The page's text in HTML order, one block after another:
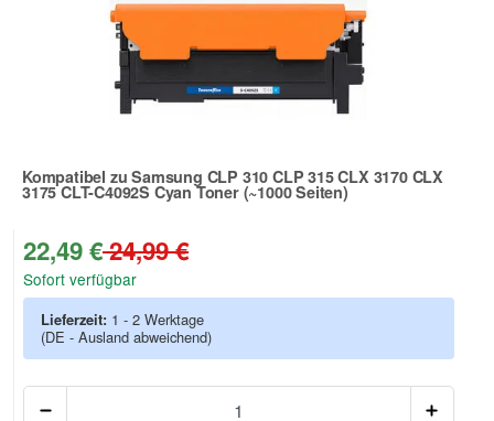
Kompatibel zu Samsung CLP 310 CLP 315 CLX 3170 CLX
3175 CLT-C4092S Cyan Toner (~1000 Seiten)
Zur Artikelbewertung
22,49 €24,99 €
Sofort verfügbar
Lieferzeit: 1 - 2 Werktage
(DE - Ausland abweichend)